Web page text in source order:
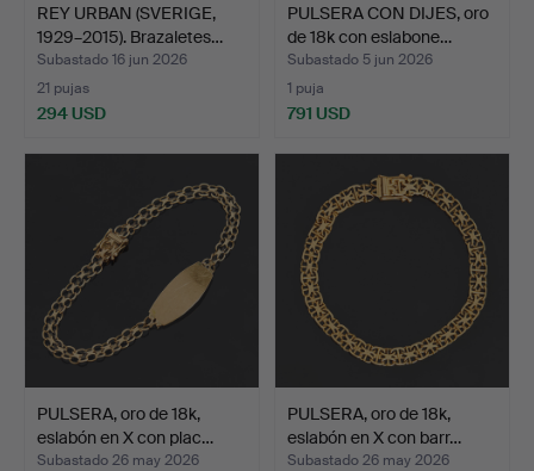
REY URBAN (SVERIGE,
1929–2015). Brazaletes…
Subastado 16 jun 2026
21 pujas
294 USD
PULSERA CON DIJES, oro
de 18k con eslabone…
Subastado 5 jun 2026
1 puja
791 USD
PULSERA, oro de 18k,
eslabón en X con plac…
Subastado 26 may 2026
PULSERA, oro de 18k,
eslabón en X con barr…
Subastado 26 may 2026